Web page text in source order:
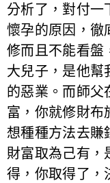
分析了，對付一
懷孕的原因，徹
修而且不能看盤
大兒子，是他幫
的惡業。而師父
富，你就修財布
想種種方法去賺
財富取為己有，
得，你取得了，